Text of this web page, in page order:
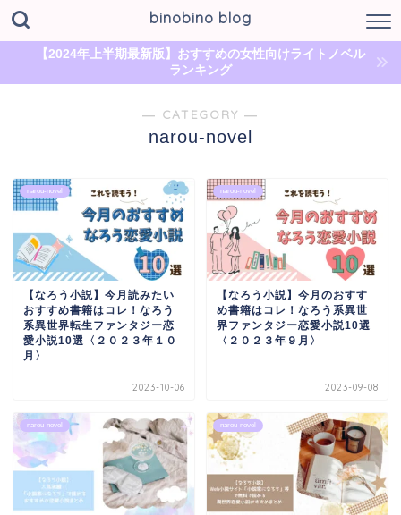
binobino blog
【2024年上半期最新版】おすすめの女性向けライトノベル
ランキング
― CATEGORY ―
narou-novel
narou-novel
【なろう小説】今月読みたい
おすすめ書籍はコレ！なろう
系異世界転生ファンタジー恋
愛小説10選〈２０２３年１０
月〉
2023-10-06
narou-novel
【なろう小説】今月のおすす
め書籍はコレ！なろう系異世
界ファンタジー恋愛小説10選
〈２０２３年９月〉
2023-09-08
narou-novel narou-novel